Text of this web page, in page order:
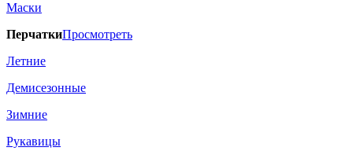
Маски
ПерчаткиПросмотреть
Летние
Демисезонные
Зимние
Рукавицы